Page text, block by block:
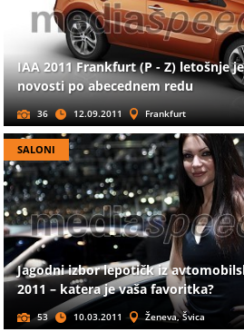
IAA 2011 Frankfurt (P - Z) letošnje
novosti po abecednem redu
36 12.09.2011 Frankfurt
SALONI
Jagodni izbor lepotičk iz
2011 – katera je vaša favoritka?
53 10.03.2011 Ženeva, Švica